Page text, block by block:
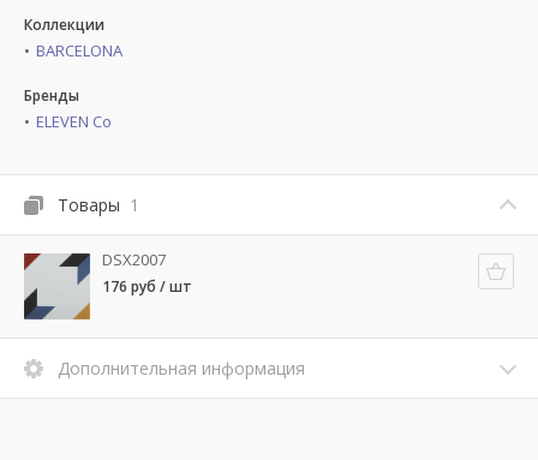
Коллекции
BARCELONA
Бренды
ELEVEN Co
Товары 1
DSX2007
176 руб / шт
Дополнительная информация